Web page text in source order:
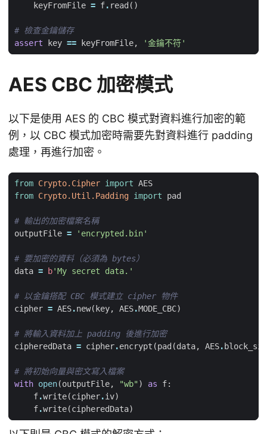
keyFromFile = f. read ()
# 檢查金鑰儲存
assert
key == keyFromFile, '金鑰不符'
AES CBC 加密模式
以下是使用 AES 的 CBC 模式對資料進行加密的範
例，以 CBC 模式加密時需要先對資料進行 padding
處理，再進行加密。
from Crypto.Cipher import AES
from Crypto.Util.Padding import pad
# 輸出的加密檔案名稱
outputFile = 'encrypted.bin'
# 要加密的資料（必須為 bytes）
data = b'My secret data.'
# 以金鑰搭配 CBC 模式建立 cipher 物件
cipher = AES.new( key, AES.MODE_CBC)
# 將輸入資料加上 padding 後進行加密
cipheredData = cipher.encrypt (pad (data, AES.
# 將初始向量與密文寫入檔案
with open(outputFile, "wb") as f:
f.write(cipher.iv)
f.write(cipheredData)